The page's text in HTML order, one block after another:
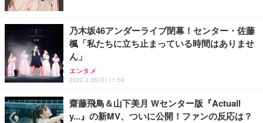
乃木坂46アンダーライブ閉幕！センター・佐藤
楓「私たちに立ち止まっている時間はありませ
ん」
エンタメ
2022.3.28(月) 11:59
齋藤飛鳥＆山下美月 Wセンター版『Actuall
y...』の新MV、ついに公開！ファンの反応は？